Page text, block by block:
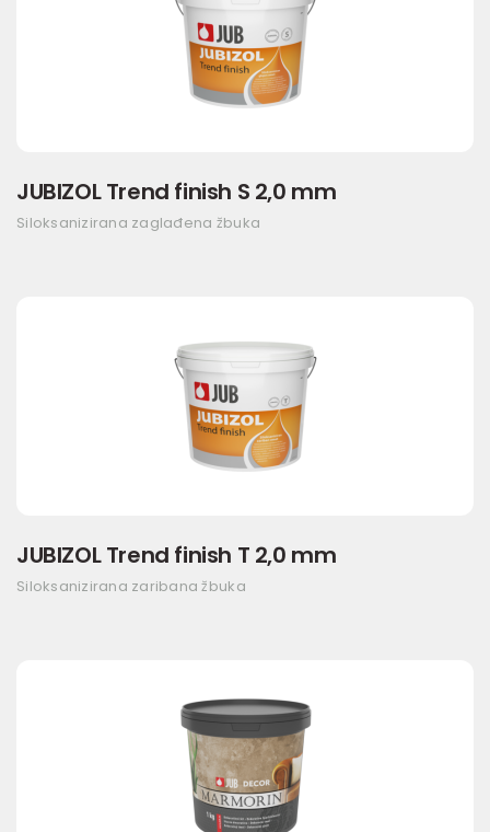
JUBIZOL Trend finish S 2,0 mm
Siloksanizirana zaglađena žbuka
JUBIZOL Trend finish T 2,0 mm
Siloksanizirana zaribana žbuka